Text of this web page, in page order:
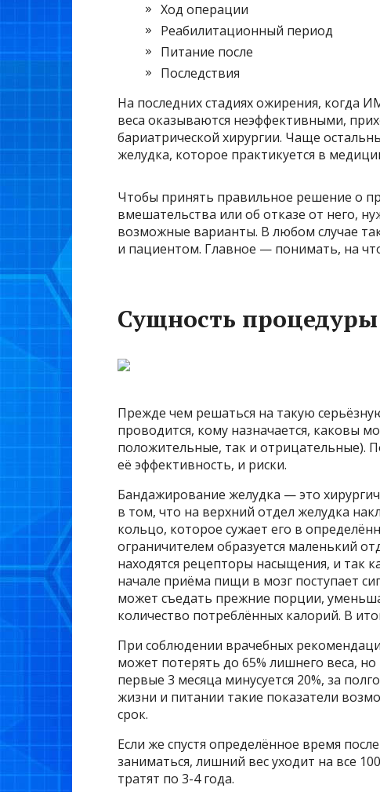
Ход операции
Реабилитационный период
Питание после
Последствия
На последних стадиях ожирения, когда
веса оказываются неэффективными,
бариатрической хирургии. Чаще
желудка, которое практикуется в
Чтобы принять правильное решение о
вмешательства или об отказе от него,
возможные варианты. В любом случае
и пациентом. Главное — понимать, на
Сущность процедуры
Прежде чем решаться на такую
проводится, кому назначается, каковы
положительные, так и отрицательные).
её эффективность, и риски.
Бандажирование желудка — это
в том, что на верхний отдел желудка
кольцо, которое сужает его в
ограничителем образуется маленький
находятся рецепторы насыщения, и так
начале приёма пищи в мозг поступает
может съедать прежние порции,
количество потреблённых калорий. В
При соблюдении врачебных
может потерять до 65% лишнего веса,
первые 3 месяца минусуется 20%, за
жизни и питании такие показатели
срок.
Если же спустя определённое время
заниматься, лишний вес уходит на все
тратят по 3-4 года.